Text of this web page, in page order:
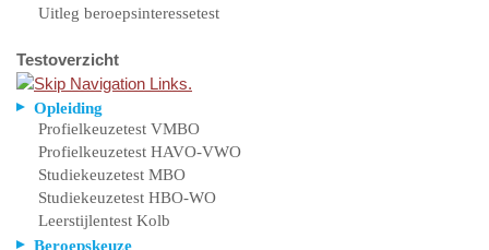
Uitleg beroepsinteressetest
Testoverzicht
Opleiding
Profielkeuzetest VMBO
Profielkeuzetest HAVO-VWO
Studiekeuzetest MBO
Studiekeuzetest HBO-WO
Leerstijlentest Kolb
Beroepskeuze